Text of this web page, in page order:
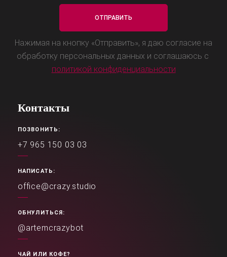
Нажимая на кнопку «Отправить», я даю согласие на
обработку персональных данных и соглашаюсь с
политикой конфиденциальности
Контакты
ПОЗВОНИТЬ:
+7 965 150 03 03
НАПИСАТЬ:
office@crazy.studio
ОБНУЛИТЬСЯ:
@artemcrazybot
ЧАЙ ИЛИ КОФЕ?